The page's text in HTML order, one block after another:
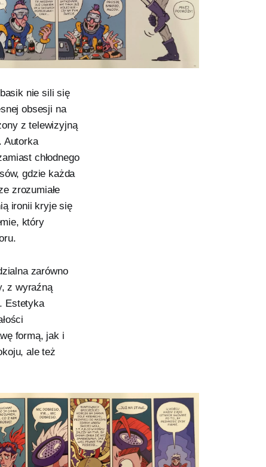
nie sili się
obsesji na
z telewizyjną
Autorka
chłodnego
gdzie każda
zrozumiałe
ironii kryje się
który
zarówno
z wyraźną
Estetyka
formą, jak i
ale też